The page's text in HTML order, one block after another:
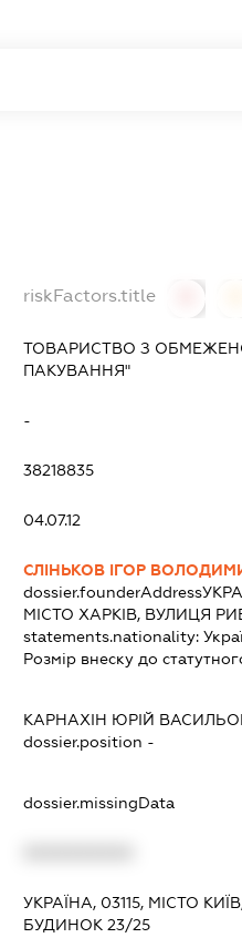
riskFactors.title
ТОВАРИСТВО З
ПАКУВАННЯ"
-
38218835
04.07.12
СЛІНЬКОВ ІГОР
dossier.founderAddress
МІСТО ХАРКІВ, ВУЛИЦЯ
statements.nationality:
Розмір внеску до
КАРНАХІН ЮРІЙ
dossier.position -
dossier.missingData
УКРАЇНА, 03115, МІСТО
БУДИНОК 23/25